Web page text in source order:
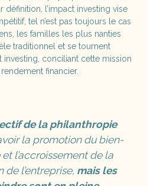
l’impact investing vise
tel n’est pas toujours le cas
les familles les plus nanties
traditionnel et se tournent
investing, conciliant cette mission
rendement financier.
de la philanthropie
la promotion du bien-
l’accroissement de la
l’entreprise, mais les